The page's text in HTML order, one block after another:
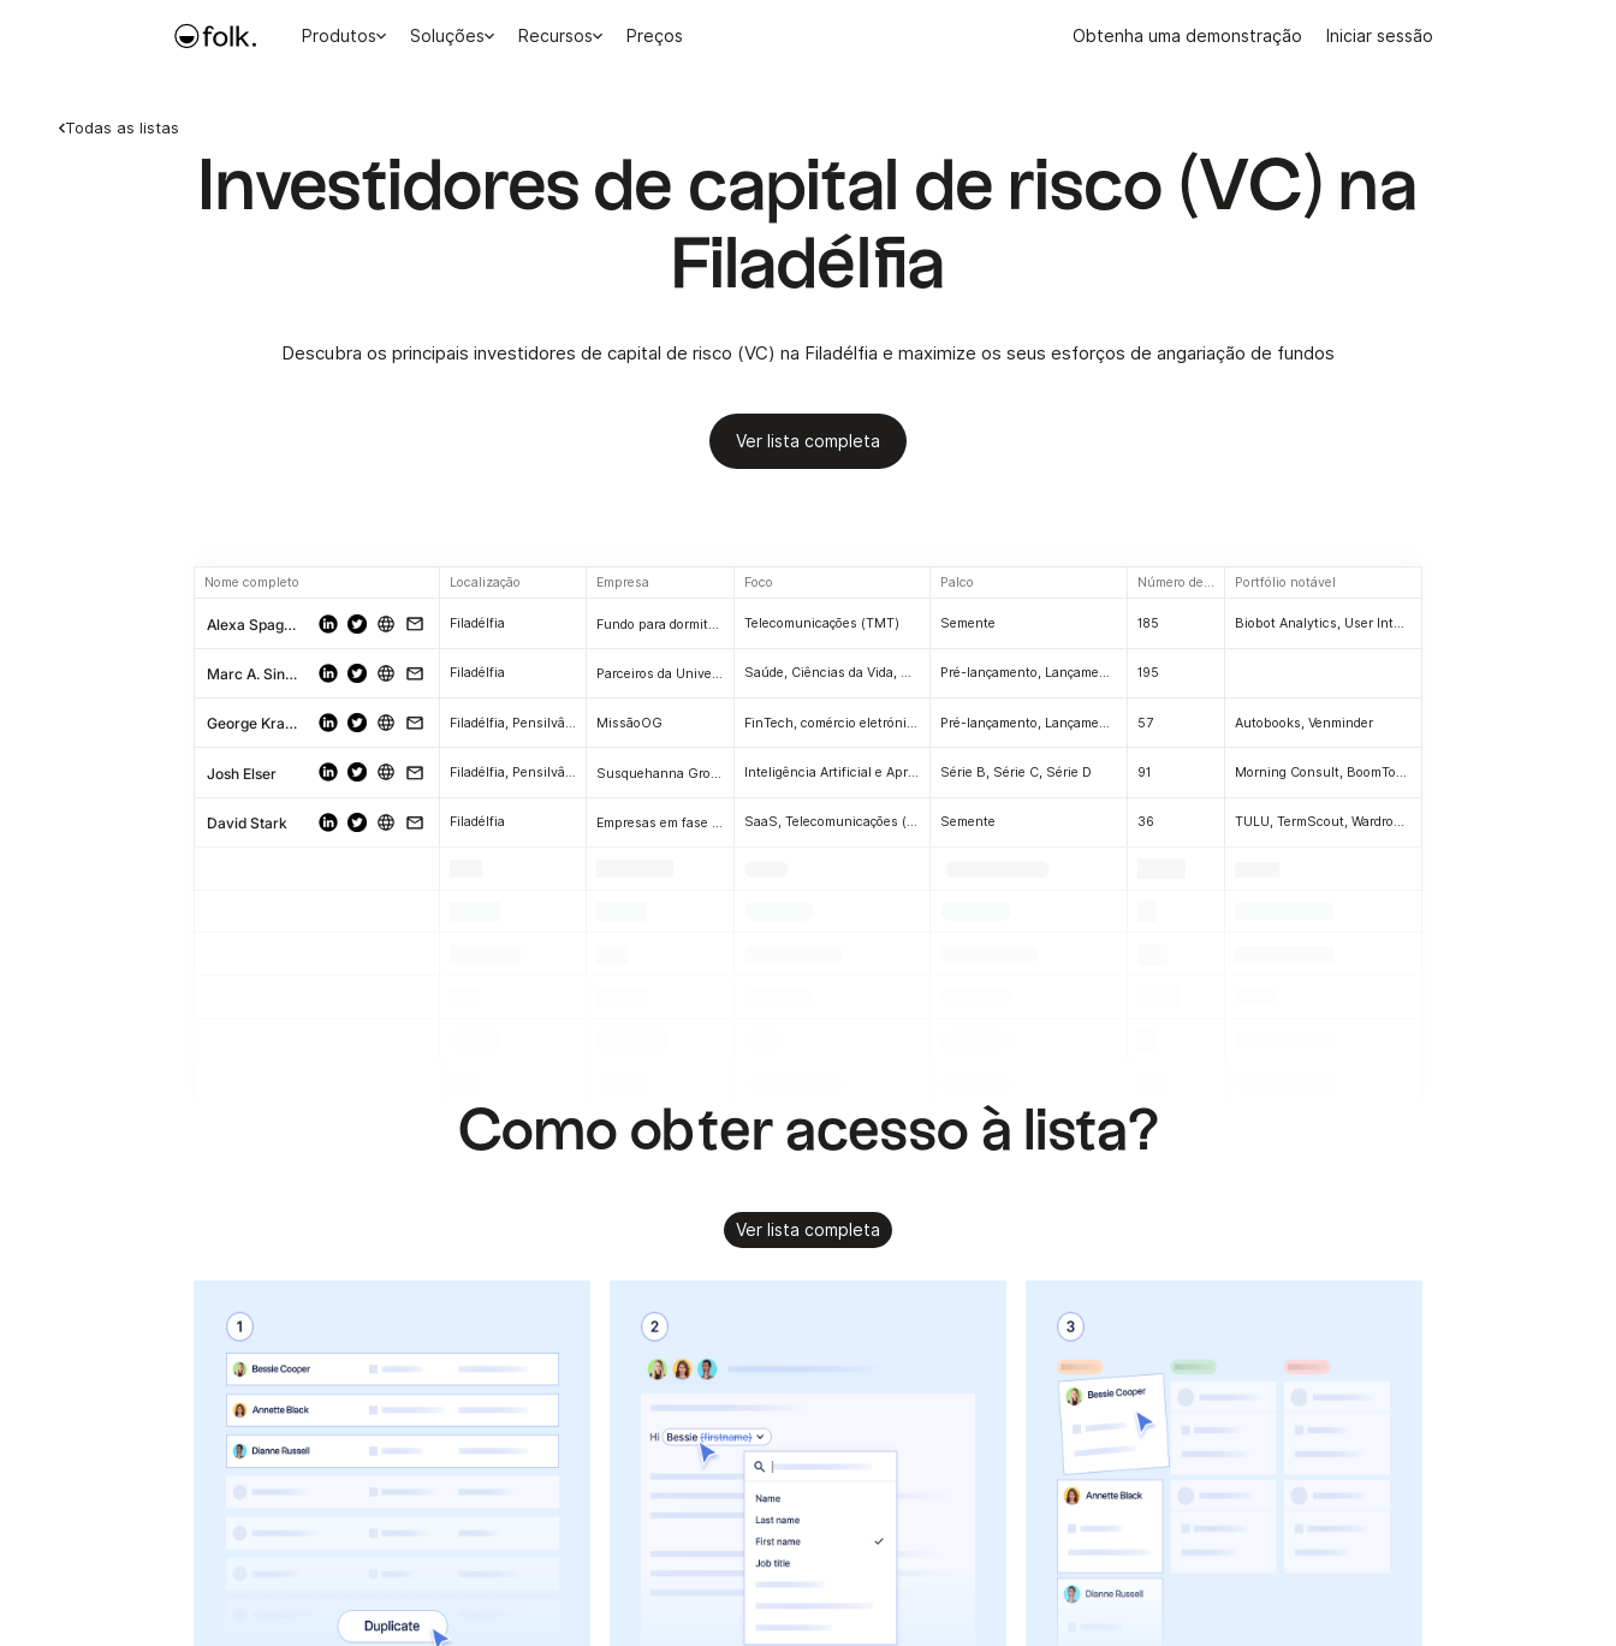
Produtos Soluções Recursos Preços Obtenha uma demonstração Iniciar sessão
Investidores de capital de risco (VC) na
Filadélfia
Descubra os principais investidores de capital de risco (VC) na Filadélfia e maximize os seus esforços de angariação de fundos
Ver lista completa
Todas as listas
Nome completo Localização Empresa Foco Palco Número de investimentos Portfólio notável
Alexa Spagnola Filadélfia Fundo para dormitórios Telecomunicações (TMT) Semente 185 Biobot Analytics, User Interviews, Novoloop, Boom Entertainment, Geneoscopy, «Cresilon, Inc.», Scholly, Polygon, Anjuna, Onfleet, MaestroQA, Prepared, Hyro, Remodelmate, Healthie, Hedron
Marc A. Singer Filadélfia Parceiros da Universidade de Osage Saúde, Ciências da Vida, SaaS Pré-lançamento, Lançamento, Série A, Série B, Série C, Série D 195
George Krautzel Filadélfia, Pensilvânia MissãoOG FinTech, comércio eletrónico, B2B, serviços profissionais, gestão de riscos, SaaS, software Pré-lançamento, Lançamento, Série A 57 Autobooks, Venminder
Josh Elser Filadélfia, Pensilvânia Inteligência Artificial e Aprendizagem Automática (IA/AA), Big Data e Análise de Dados, Ferramentas de Desenvolvimento, PropTech, Software, Publicidade (AdTech), FinTech, Tecnologia da Informação, Comércio Eletrónico, Fabricação, Mercado, Automação de Vendas, Bens de Consumo, Desporto, Aplicações, Marketing (MarTech), Internet de Consumo, Internet Série B, Série C, Série D 91 Morning Consult, BoomTown, Rentable, Blockfills, OrderMyGear, ActiveCampaign
David Stark Filadélfia Empresas em fase inicial SaaS, Telecomunicações (TMT) Semente 36 TULU, TermScout, Wardrobe, SellX, Neighborhood Goods, Jones Software, Accrue Savings
Como obter acesso à lista?
Ver lista completa